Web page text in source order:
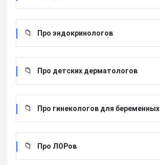
Про эндокринологов
Про детских дерматологов
Про гинекологов для беременных
Про ЛОРов